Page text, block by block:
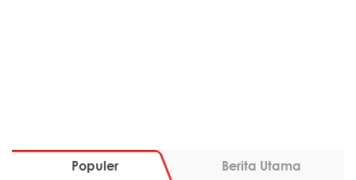
Populer Berita Utama